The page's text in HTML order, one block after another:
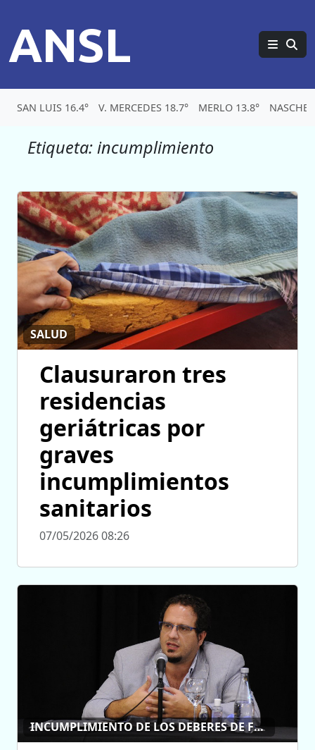
ANSL
SAN LUIS 16.4° V. MERCEDES 18.7° MERLO 13.8°
Etiqueta:incumplimiento
SALUD
Clausuraron tres
residencias
geriátricas por
graves
incumplimientos
sanitarios
07/05/2026 08:26
INCUMPLIMIENTO DE LOS DEBERES DE FUNCIONARIO PÚBLICO